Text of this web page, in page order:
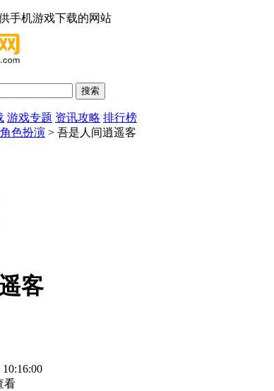
手机游戏下载的网站
游戏专题 资讯攻略 排行榜
角色扮演 > 吾是人间逍遥客
客
10:16:00
看